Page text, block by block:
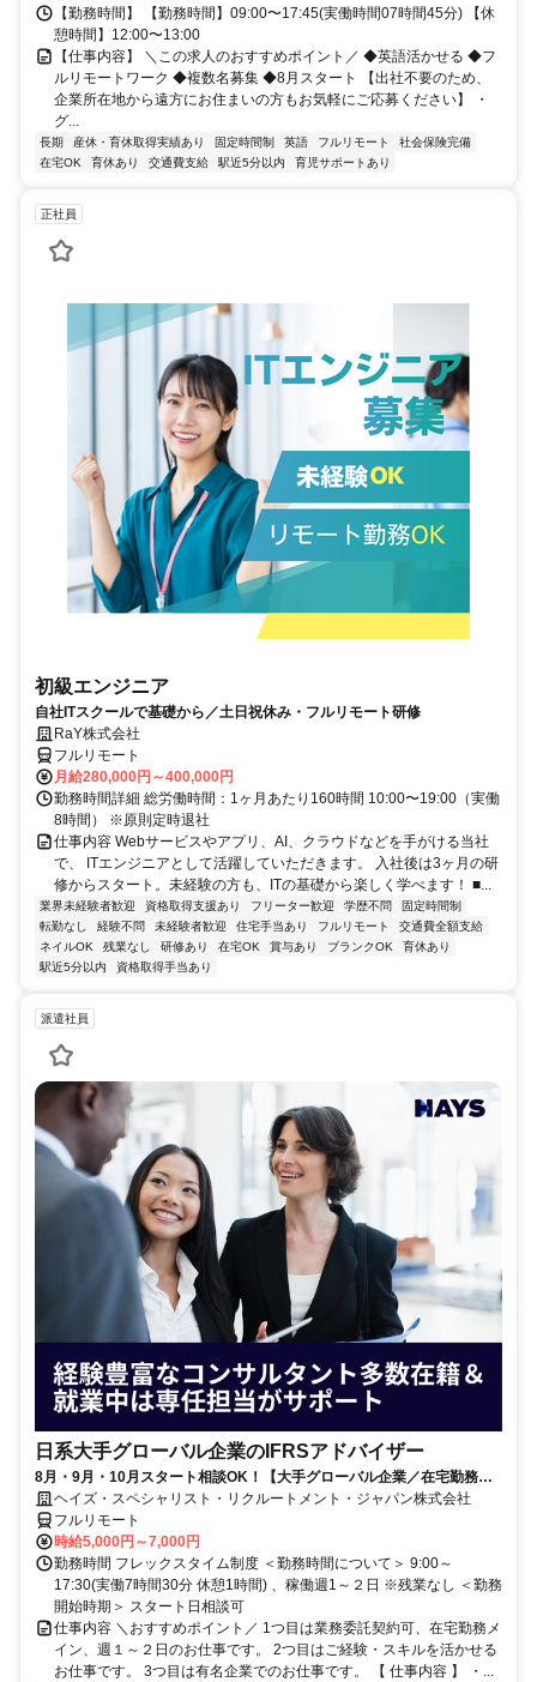
【勤務時間】 【勤務時間】09:00〜17:45(実働時間07時間45分) 【休
憩時間】12:00〜13:00
【仕事内容】 ＼この求人のおすすめポイント／ ◆英語活かせる ◆フ
ルリモートワーク ◆複数名募集 ◆8月スタート 【出社不要のため、
企業所在地から遠方にお住まいの方もお気軽にご応募ください】 ・
グ...
長期 産休・育休取得実績あり 固定時間制 英語 フルリモート
社会保険完備
在宅OK
育休あり 交通費支給 駅近5分以内 育児サポートあり
正社員
初級エンジニア
自社ITスクールで基礎から／土日祝休み・フルリモート研修
RaY株式会社
フルリモート
月給280,000円～400,000円
勤務時間詳細 総労働時間：1ヶ月あたり160時間 10:00〜19:00（実働
8時間） ※原則定時退社
仕事内容 Webサービスやアプリ、AI、クラウドなどを手がける当社
で、 ITエンジニアとして活躍していただきます。 入社後は3ヶ月の研
修からスタート。未経験の方も、ITの基礎から楽しく学べます！ ■...
業界未経験者歓迎 資格取得支援あり フリーター歓迎 学歴不問
固定時間制
転勤なし
経験不問 未経験者歓迎 住宅手当あり フルリモート
交通費全額支給
ネイルOK
残業なし 研修あり 在宅OK 賞与あり ブランクOK
育休あり
駅近5分以内
資格取得手当あり
派遣社員
日系大手グローバル企業のIFRSアドバイザー
8月・9月・10月スタート相談OK！【大手グローバル企業／在宅勤務メ
イン／週1～2日勤務】IFRSアドバイザー
ヘイズ・スペシャリスト・リクルートメント・ジャパン株式会社
フルリモート
時給5,000円～7,000円
勤務時間 フレックスタイム制度 ＜勤務時間について＞ 9:00～
17:30(実働7時間30分 休憩1時間) 、稼働週1～２日 ※残業なし ＜勤務
開始時期＞ スタート日相談可
仕事内容 ＼おすすめポイント／ 1つ目は業務委託契約可、在宅勤務メ
イン、週１～２日のお仕事です。 2つ目はご経験・スキルを活かせる
お仕事です。 3つ目は有名企業でのお仕事です。 【 仕事内容 】 ・...